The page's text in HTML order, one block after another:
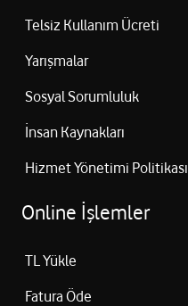
Telsiz Kullanım Ücreti
Yarışmalar
Sosyal Sorumluluk
İnsan Kaynakları
Hizmet Yönetimi Politikası
Online İşlemler
TL Yükle
Fatura Öde